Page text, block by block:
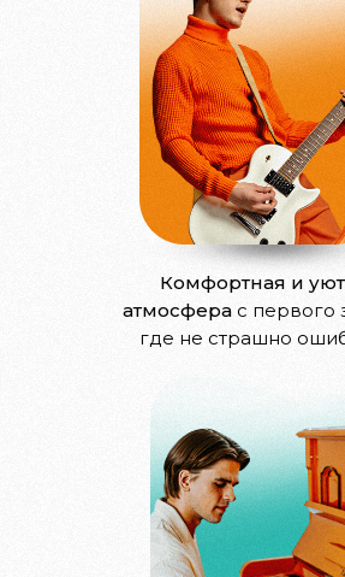
Комфортная и
атмосфера с первого
где не страшно